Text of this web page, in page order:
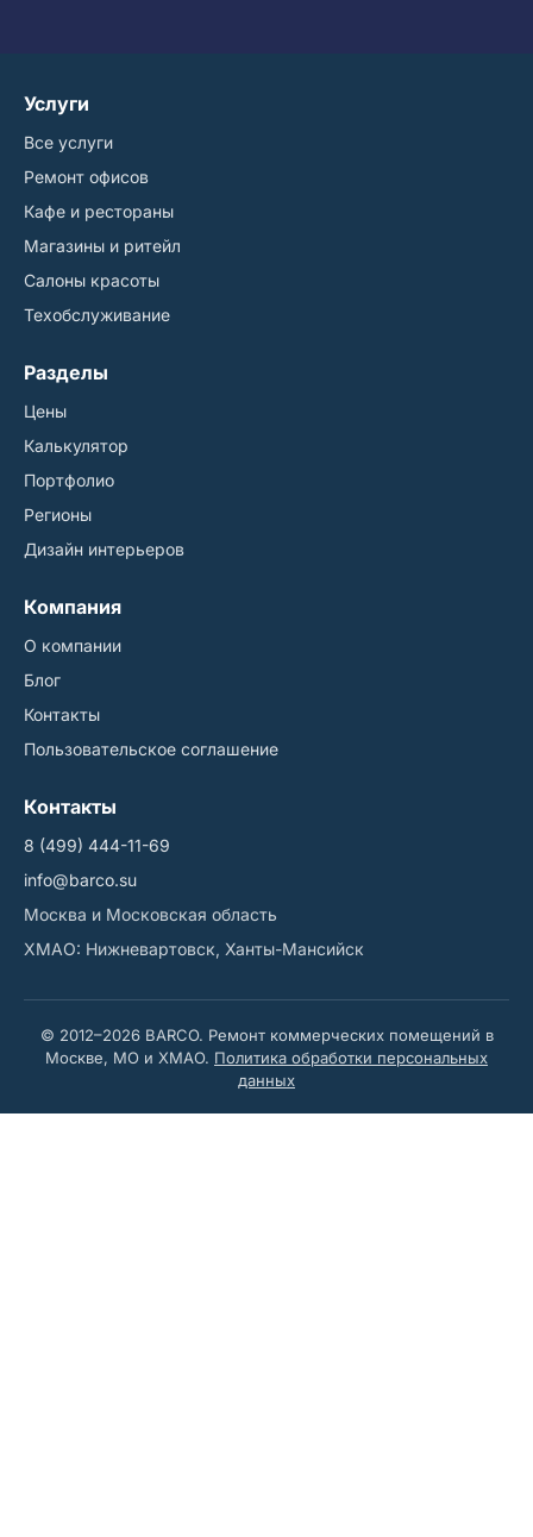
Услуги
Все услуги
Ремонт офисов
Кафе и рестораны
Магазины и ритейл
Салоны красоты
Техобслуживание
Разделы
Цены
Калькулятор
Портфолио
Регионы
Дизайн интерьеров
Компания
О компании
Блог
Контакты
Пользовательское соглашение
Контакты
8 (499) 444-11-69
info@barco.su
Москва и Московская область
ХМАО: Нижневартовск, Ханты-Мансийск
© 2012–2026 BARCO. Ремонт коммерческих помещений в
Москве, МО и ХМАО. Политика обработки персональных
данных